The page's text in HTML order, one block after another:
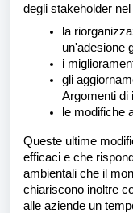
degli stakeholder
la
un'adesione
i
gli
Argomenti di
le modifiche
Queste ultime
efficaci e che
ambientali che il
chiariscono inoltre
alle aziende un